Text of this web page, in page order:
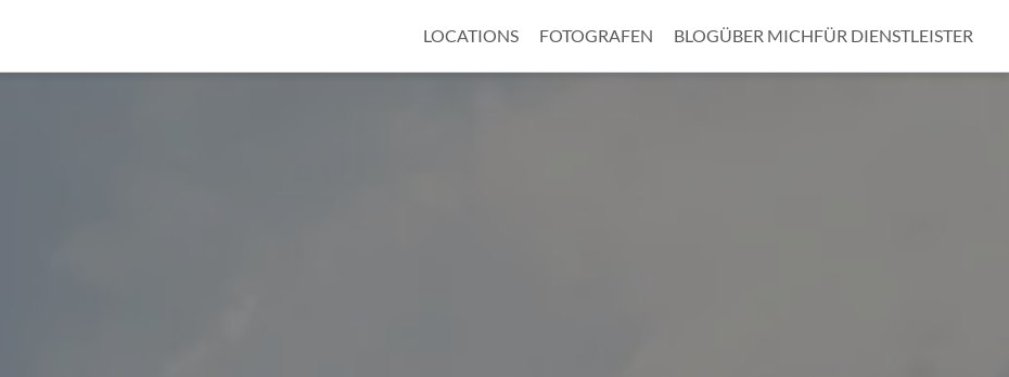
LOCATIONS FOTOGRAFEN BLOGÜBER MICHFÜR DIENSTLEISTER